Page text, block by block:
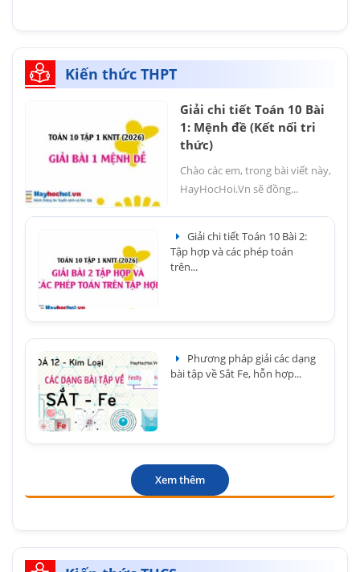
Kiến thức THPT
Giải chi tiết Toán 10 Bài
1: Mệnh đề (Kết nối tri
thức)
Chào các em, trong bài viết này,
HayHocHoi.Vn sẽ đồng...
Giải chi tiết Toán 10 Bài 2:
Tập hợp và các phép toán
trên...
Phương pháp giải các dạng
bài tập về Sắt Fe, hỗn hợp...
Xem thêm